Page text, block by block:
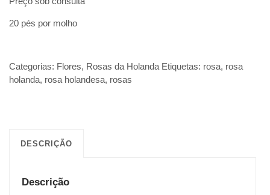
20 pés por molho
Categorias: Flores, Rosas da Holanda Etiquetas: rosa, rosa
holanda, rosa holandesa, rosas
DESCRIÇÃO
Descrição